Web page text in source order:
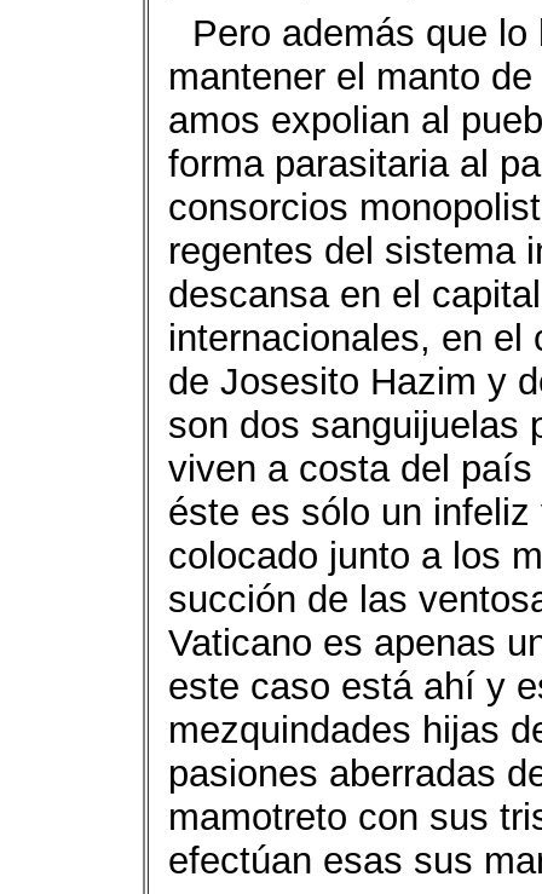
Pero además que
mantener el manto
amos expolian al
forma parasitaria al
consorcios
regentes del sistema
descansa en el
internacionales, en el
de Josesito Hazim y
son dos sanguijuelas
viven a costa del
éste es sólo un
colocado junto a los
succión de las
Vaticano es apenas
este caso está ahí y
mezquindades hijas
pasiones aberradas
mamotreto con sus
efectúan esas sus